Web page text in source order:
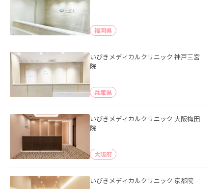
福岡県
いびきメディカルクリニック 神戸三宮
院
兵庫県
いびきメディカルクリニック 大阪梅田
院
大阪府
いびきメディカルクリニック 京都院